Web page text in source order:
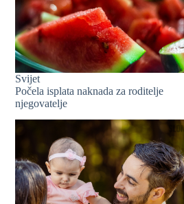
Svijet
Počela isplata naknada za roditelje
njegovatelje